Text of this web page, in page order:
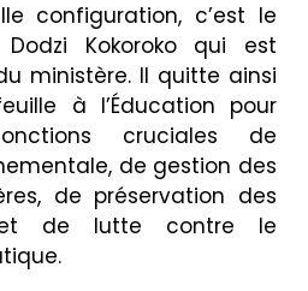
configuration, c’est le
Dodzi Kokoroko qui est
ministère. Il quitte ainsi
à l’Éducation pour
cruciales de
de gestion des
de préservation des
et de lutte contre le